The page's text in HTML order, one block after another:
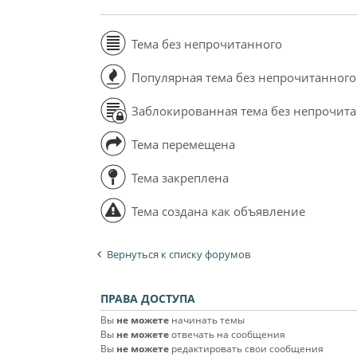
Тема без непрочитанного
Популярная тема без непрочитанного
Заблокированная тема без
Тема перемещена
Тема закреплена
Тема создана как объявление
Вернуться к списку форумов
ПРАВА ДОСТУПА
Вы не можете начинать темы
Вы не можетеотвечать на сообщения
Вы не можете редактировать свои сообщения